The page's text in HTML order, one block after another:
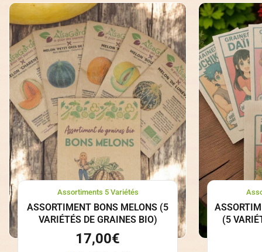
Assortiments 5 Variétés
ASSORTIMENT BONS MELONS (5
VARIÉTÉS DE GRAINES BIO)
17,00€
(5